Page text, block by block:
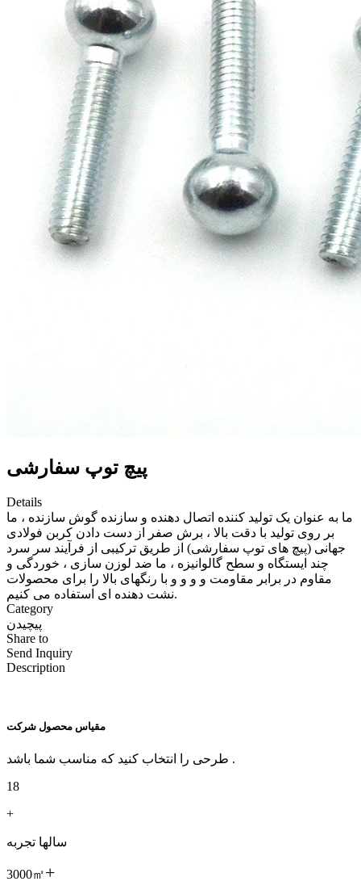
پیچ توپ سفارشی
Details
ما به عنوان یک تولید کننده اتصال دهنده و سازنده گوش سازنده ، ما
بر روی تولید با دقت بالا ، برش صفر از دست دادن کربن فولادی
جهانی (پیچ های توپ سفارشی) از طریق ترکیبی از فرآیند سر سرد
چند ایستگاه و سطح گالوانیزه ، ما ضد لوزن سازی ، خوردگی و
مقاوم در برابر مقاومت و و و و با رنگهای بالا را برای محصولات
نشت دهنده ای استفاده می کنیم.
Category
پیچیدن
Share to
Send Inquiry
Description
مقیاس محصول شرکت
طرحی را انتخاب کنید که مناسب شما باشد .
18
+
سالها تجربه
3000㎡+